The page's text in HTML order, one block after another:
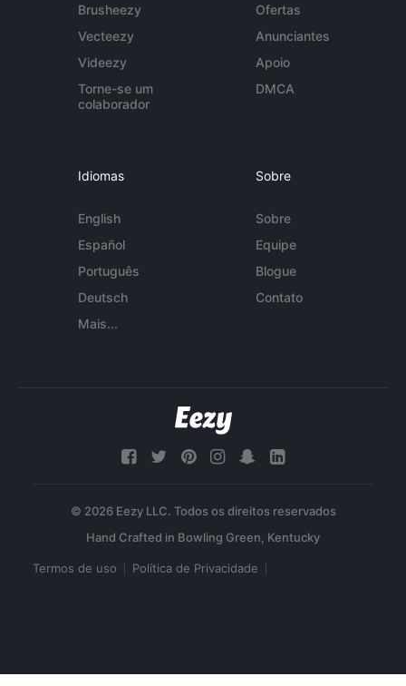
Brusheezy
Vecteezy
Videezy
Torne-se um
colaborador
Ofertas
Anunciantes
Apoio
DMCA
Idiomas
English
Español
Português
Deutsch
Mais...
Sobre
Sobre
Equipe
Blogue
Contato
© 2026 Eezy LLC. Todos os direitos reservados
Termos de uso Política de Privacidade